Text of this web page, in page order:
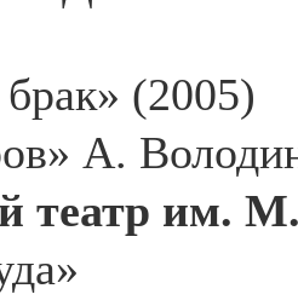
(2005)
А.
театр им.